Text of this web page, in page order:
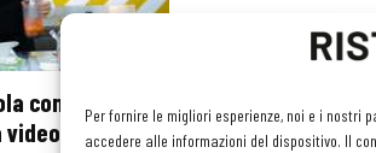
Per fornire le migliori esperienze, noi e i nostri
accedere alle informazioni del dispositivo. Il
con calamari
videoricetta...